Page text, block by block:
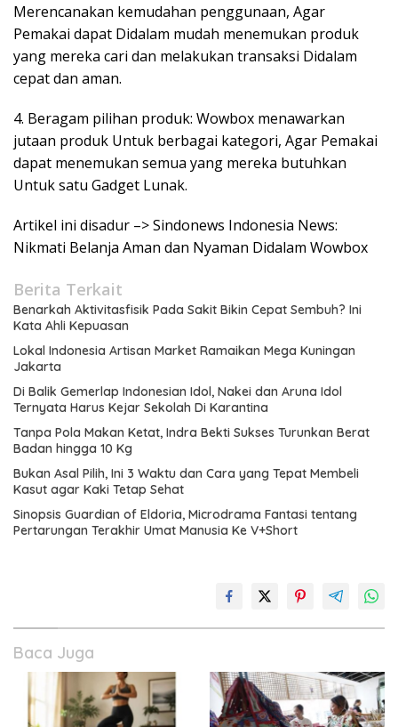
Merencanakan kemudahan penggunaan, Agar
Pemakai dapat Didalam mudah menemukan produk
yang mereka cari dan melakukan transaksi Didalam
cepat dan aman.
4. Beragam pilihan produk: Wowbox menawarkan
jutaan produk Untuk berbagai kategori, Agar Pemakai
dapat menemukan semua yang mereka butuhkan
Untuk satu Gadget Lunak.
Artikel ini disadur –> Sindonews Indonesia News:
Nikmati Belanja Aman dan Nyaman Didalam Wowbox
Berita Terkait
Benarkah Aktivitasfisik Pada Sakit Bikin Cepat Sembuh? Ini
Kata Ahli Kepuasan
Lokal Indonesia Artisan Market Ramaikan Mega Kuningan
Jakarta
Di Balik Gemerlap Indonesian Idol, Nakei dan Aruna Idol
Ternyata Harus Kejar Sekolah Di Karantina
Tanpa Pola Makan Ketat, Indra Bekti Sukses Turunkan Berat
Badan hingga 10 Kg
Bukan Asal Pilih, Ini 3 Waktu dan Cara yang Tepat Membeli
Kasut agar Kaki Tetap Sehat
Sinopsis Guardian of Eldoria, Microdrama Fantasi tentang
Pertarungan Terakhir Umat Manusia Ke V+Short
Baca Juga